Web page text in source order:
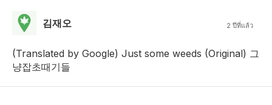
김재오 2 ปีที่แล้ว
(Translated by Google) Just some weeds (Original) 그
냥잡초때기들